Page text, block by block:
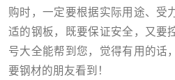
购时，一定要根据实际用途、受
适的钢板，既要保证安全，又要
号大全能帮到您，觉得有用的话
要钢材的朋友看到！